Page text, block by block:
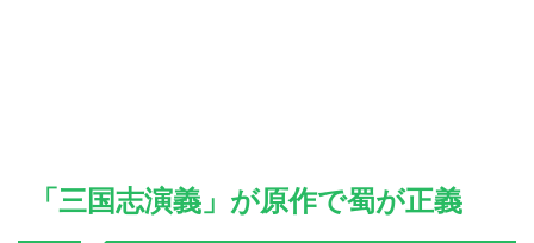
「三国志演義」が原作で蜀が正義